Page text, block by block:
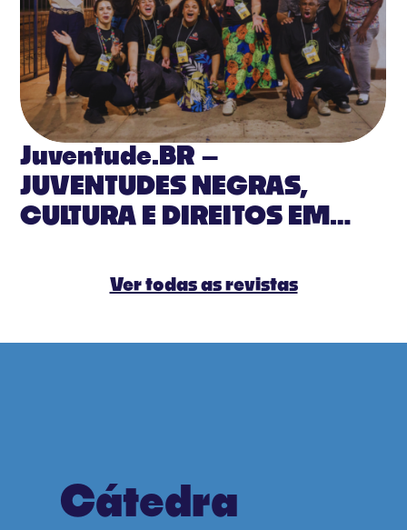
Juventude.BR –
JUVENTUDES NEGRAS,
CULTURA E DIREITOS EM
Ver todas as revistas
Cátedra